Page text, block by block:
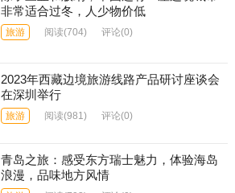
非常适合过冬，人少物价低
旅游 阅读(704) 评论(0)
2023年西藏边境旅游线路产品研讨座谈会
在深圳举行
旅游 阅读(981) 评论(0)
青岛之旅：感受东方瑞士魅力，体验海岛
浪漫，品味地方风情